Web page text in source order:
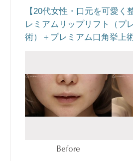
【20代女性・口元を可愛く
レミアムリップリフト（プ
術）＋プレミアム口角挙上
Before